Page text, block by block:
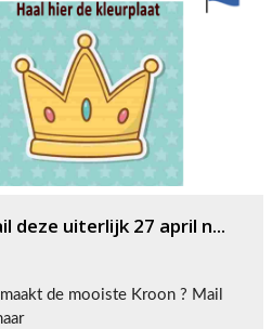
deze uiterlijk 27 april n...
de mooiste Kroon ? Mail